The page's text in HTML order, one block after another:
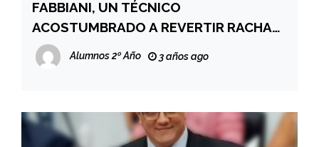
FABBIANI, UN TÉCNICO
ACOSTUMBRADO A REVERTIR RACHAS
NEGATIVAS
Alumnos 2º Año 3 años ago